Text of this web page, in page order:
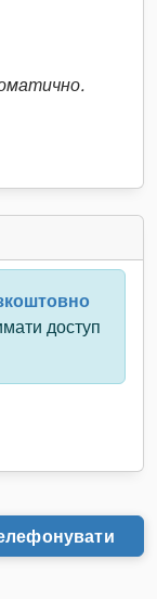
доступ